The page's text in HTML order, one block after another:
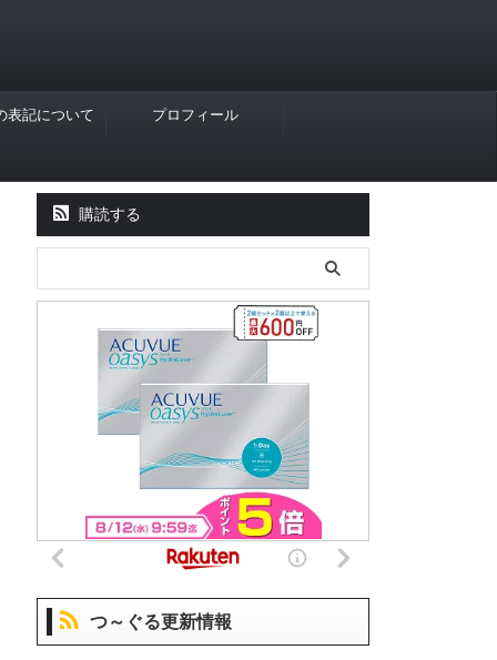
表記について プロフィール
購読する
つ～ぐる更新情報